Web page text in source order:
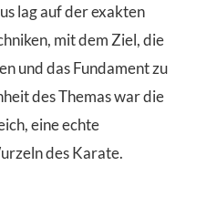
lag auf der exakten
mit dem Ziel, die
und das Fundament zu
des Themas war die
eine echte
des Karate.